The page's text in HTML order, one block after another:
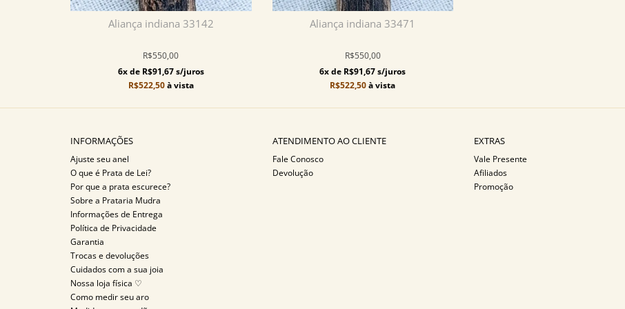
Aliança indiana 33142
R$550,00
6x de R$91,67 s/juros
R$522,50à vista
Aliança indiana 33471
R$550,00
6x de R$91,67 s/juros
R$522,50à vista
INFORMAÇÕES
Ajuste seu anel
O que é Prata de Lei?
Por que a prata escurece?
Sobre a Prataria Mudra
Informações de Entrega
Política de Privacidade
Garantia
Trocas e devoluções
Cuidados com a sua joia
Nossa loja física ♡
Como medir seu aro
ATENDIMENTO AO CLIENTE
Fale Conosco
Devolução
EXTRAS
Vale Presente
Afiliados
Promoção